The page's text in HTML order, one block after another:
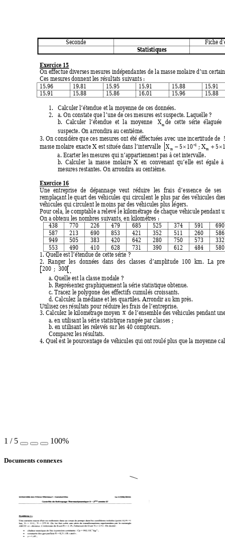
Seconde Fiche
Statistiques
Exercice 15
On effectue diverses mesures indépendantes de la masse molaire d’un
Ces mesures donnent les résultats suivants :
15.96 19.81 15.95 15.91 15.88
15.91 15.88 15.86 16.01 15.96
1. Calculer l’étendue et la moyenne de ces données.
2. a. On constate que l’une de ces mesures est suspecte. Laquelle ?
b. Calculer l’étendue et la moyenne
de cette série
suspecte. On arrondira au centième.
m
X
3. On considère que ces mesures ont été éffectuées avec une incertitude de
masse molaire exacte X est située dans l’intervalle
m
2
5
X
;
10
5 − ×
+
×
−
m
a. Ecarter les mesures qui n’appartiennent pas à cet intervalle.
b. Calculer la masse molaire X en convenant qu’elle est égale
mesures restantes. On arrondira au centième.
Exercice 16
Une entreprise de dépannage veut réduire les frais d’essence de
remplaçant le quart des véhicules qui circulent le plus par des véhicules
véhicules qui circulent le moins par des véhicules plus légers.
Pour cela, le comptable a relevé le kilométrage de chaque véhicule pendant
On a obtenu les nombres suivants, en kilomètres :
438 770 226 479 685 525 374 591
587 213 690 853 421 352 511 260
949 505 383 420 642 280 750 573
553 490 410 628 731 390 612 484
1. Quelle est l’étendue de cette série ?
2. Ranger les données dans des classes d’amplitude 100 km. La
200 ; 300 .
a. Quelle est la classe modale ?
b. Représentez graphiquement la série statistique obtenue.
c. Tracez le polygone des effectifs cumulés croissants.
d. Calculez la médiane et les quartiles. Arrondir au km près.
Utilisez ces résultats pour réduire les frais de l’entreprise.
3. Calculez le kilométrage moyen x de l’ensemble des véhicules pendant
a. en utilisant la série statistique rangée par classes ;
b. en utilisant les relevés sur les 40 compteurs.
Comparez les résultats.
4. Quel est le pourcentage de véhicules qui ont roulé plus que la moyenne
1 / 5 100%
Documents connexes